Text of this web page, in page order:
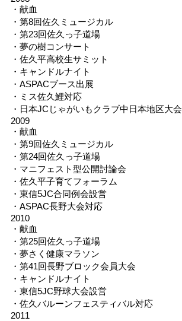
・献血
・第8回佐久ミュージカル
・第23回佐久っ子道場
・夢の樹コンサート
・佐久平高校生サミット
・キャンドルナイト
・ASPACブース出展
・ミス佐久鯉対応
・日本JCじゃがいもクラブ中日本地区大会
2009
・献血
・第9回佐久ミュージカル
・第24回佐久っ子道場
・マニフェスト型公開討論会
・佐久平子育てフォーラム
・東信5JC合同例会設営
・ASPAC長野大会対応
2010
・献血
・第25回佐久っ子道場
・夢さく健康マラソン
・第41回長野ブロック会員大会
・キャンドルナイト
・東信5JC野球大会設営
・佐久バルーンフェスティバル対応
2011